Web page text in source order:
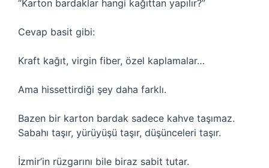
“Karton bardaklar hangi kağıttan yapılır?”
Cevap basit gibi:
Kraft kağıt, virgin fiber, özel kaplamalar…
Ama hissettirdiği şey daha farklı.
Bazen bir karton bardak sadece kahve taşımaz.
Sabahı taşır, yürüyüşü taşır, düşünceleri taşır.
İzmir’in rüzgarını bile biraz sabit tutar.